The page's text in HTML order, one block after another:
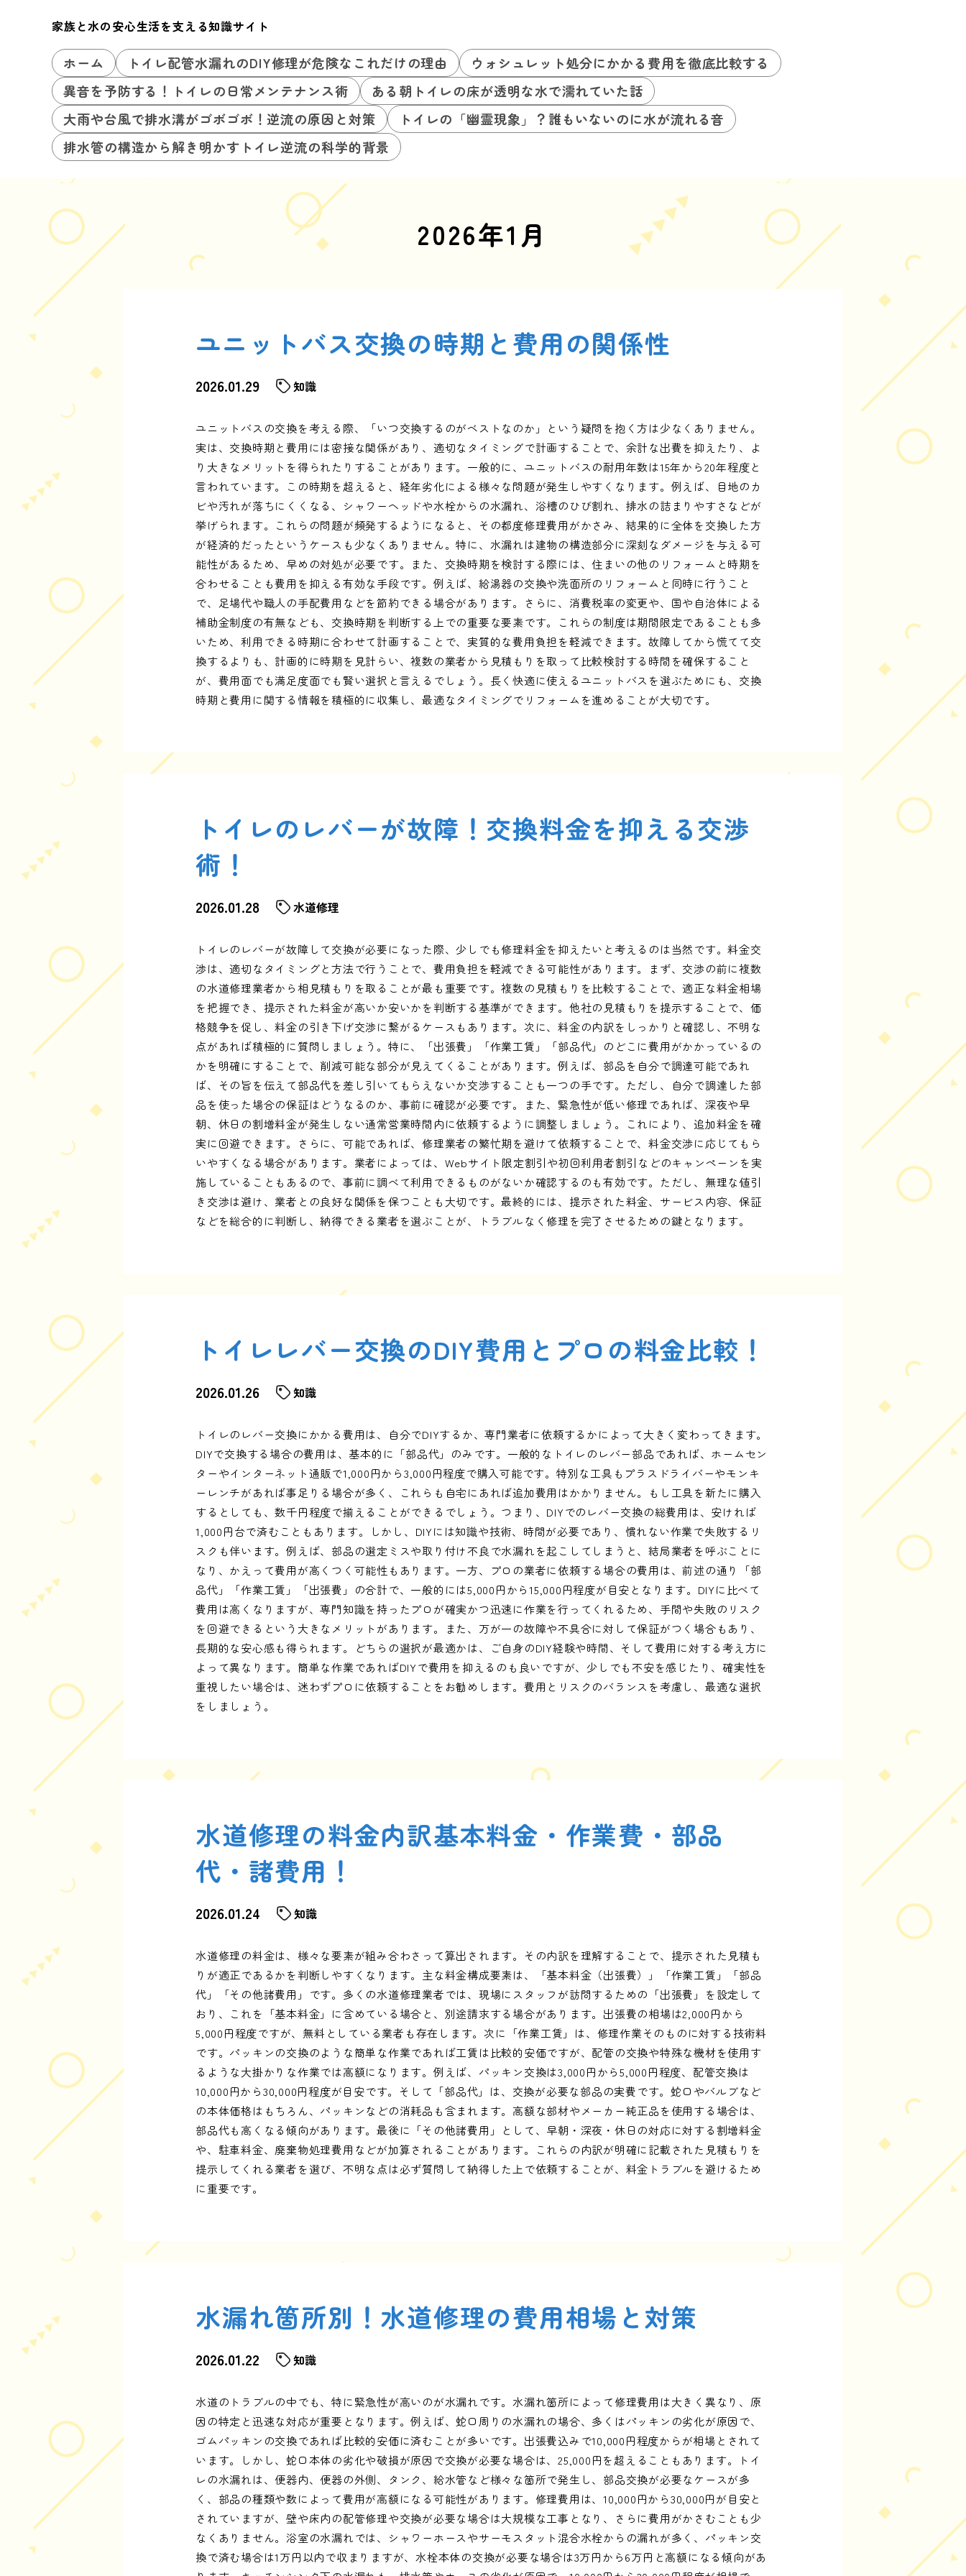
家族と水の安心生活を支える知識サイト
ホーム トイレ配管水漏れのDIY修理が危険なこれだけの理由
ウォシュレット処分にかかる費用を徹底比較する
異音を予防する！トイレの日常メンテナンス術
ある朝トイレの床が透明な水で濡れていた話
大雨や台風で排水溝がゴボゴボ！逆流の原因と対策
トイレの「幽霊現象」？誰もいないのに水が流れる音
排水管の構造から解き明かすトイレ逆流の科学的背景
2026年1月
ユニットバス交換の時期と費用の関係性
2026.01.29 知識
ユニットバスの交換を考える際、「いつ交換するのがベストなのか」という疑問を抱く方は少なくありません。
実は、交換時期と費用には密接な関係があり、適切なタイミングで計画することで、余計な出費を抑えたり、よ
り大きなメリットを得られたりすることがあります。一般的に、ユニットバスの耐用年数は15年から20年程度と
言われています。この時期を超えると、経年劣化による様々な問題が発生しやすくなります。例えば、目地のカ
ビや汚れが落ちにくくなる、シャワーヘッドや水栓からの水漏れ、浴槽のひび割れ、排水の詰まりやすさなどが
挙げられます。これらの問題が頻発するようになると、その都度修理費用がかさみ、結果的に全体を交換した方
が経済的だったというケースも少なくありません。特に、水漏れは建物の構造部分に深刻なダメージを与える可
能性があるため、早めの対処が必要です。また、交換時期を検討する際には、住まいの他のリフォームと時期を
合わせることも費用を抑える有効な手段です。例えば、給湯器の交換や洗面所のリフォームと同時に行うこと
で、足場代や職人の手配費用などを節約できる場合があります。さらに、消費税率の変更や、国や自治体による
補助金制度の有無なども、交換時期を判断する上での重要な要素です。これらの制度は期間限定であることも多
いため、利用できる時期に合わせて計画することで、実質的な費用負担を軽減できます。故障してから慌てて交
換するよりも、計画的に時期を見計らい、複数の業者から見積もりを取って比較検討する時間を確保すること
が、費用面でも満足度面でも賢い選択と言えるでしょう。長く快適に使えるユニットバスを選ぶためにも、交換
時期と費用に関する情報を積極的に収集し、最適なタイミングでリフォームを進めることが大切です。
トイレのレバーが故障！交換料金を抑える交渉
術！
2026.01.28 水道修理
トイレのレバーが故障して交換が必要になった際、少しでも修理料金を抑えたいと考えるのは当然です。料金交
渉は、適切なタイミングと方法で行うことで、費用負担を軽減できる可能性があります。まず、交渉の前に複数
の水道修理業者から相見積もりを取ることが最も重要です。複数の見積もりを比較することで、適正な料金相場
を把握でき、提示された料金が高いか安いかを判断する基準ができます。他社の見積もりを提示することで、価
格競争を促し、料金の引き下げ交渉に繋がるケースもあります。次に、料金の内訳をしっかりと確認し、不明な
点があれば積極的に質問しましょう。特に、「出張費」「作業工賃」「部品代」のどこに費用がかかっているの
かを明確にすることで、削減可能な部分が見えてくることがあります。例えば、部品を自分で調達可能であれ
ば、その旨を伝えて部品代を差し引いてもらえないか交渉することも一つの手です。ただし、自分で調達した部
品を使った場合の保証はどうなるのか、事前に確認が必要です。また、緊急性が低い修理であれば、深夜や早
朝、休日の割増料金が発生しない通常営業時間内に依頼するように調整しましょう。これにより、追加料金を確
実に回避できます。さらに、可能であれば、修理業者の繁忙期を避けて依頼することで、料金交渉に応じてもら
いやすくなる場合があります。業者によっては、Webサイト限定割引や初回利用者割引などのキャンペーンを実
施していることもあるので、事前に調べて利用できるものがないか確認するのも有効です。ただし、無理な値引
き交渉は避け、業者との良好な関係を保つことも大切です。最終的には、提示された料金、サービス内容、保証
などを総合的に判断し、納得できる業者を選ぶことが、トラブルなく修理を完了させるための鍵となります。
トイレレバー交換のDIY費用とプロの料金比較！
2026.01.26 知識
トイレのレバー交換にかかる費用は、自分でDIYするか、専門業者に依頼するかによって大きく変わってきます。
DIYで交換する場合の費用は、基本的に「部品代」のみです。一般的なトイレのレバー部品であれば、ホームセン
ターやインターネット通販で1,000円から3,000円程度で購入可能です。特別な工具もプラスドライバーやモンキ
ーレンチがあれば事足りる場合が多く、これらも自宅にあれば追加費用はかかりません。もし工具を新たに購入
するとしても、数千円程度で揃えることができるでしょう。つまり、DIYでのレバー交換の総費用は、安ければ
1,000円台で済むこともあります。しかし、DIYには知識や技術、時間が必要であり、慣れない作業で失敗するリ
スクも伴います。例えば、部品の選定ミスや取り付け不良で水漏れを起こしてしまうと、結局業者を呼ぶことに
なり、かえって費用が高くつく可能性もあります。一方、プロの業者に依頼する場合の費用は、前述の通り「部
品代」「作業工賃」「出張費」の合計で、一般的には5,000円から15,000円程度が目安となります。DIYに比べて
費用は高くなりますが、専門知識を持ったプロが確実かつ迅速に作業を行ってくれるため、手間や失敗のリスク
を回避できるという大きなメリットがあります。また、万が一の故障や不具合に対して保証がつく場合もあり、
長期的な安心感も得られます。どちらの選択が最適かは、ご自身のDIY経験や時間、そして費用に対する考え方に
よって異なります。簡単な作業であればDIYで費用を抑えるのも良いですが、少しでも不安を感じたり、確実性を
重視したい場合は、迷わずプロに依頼することをお勧めします。費用とリスクのバランスを考慮し、最適な選択
をしましょう。
水道修理の料金内訳基本料金・作業費・部品
代・諸費用！
2026.01.24 知識
水道修理の料金は、様々な要素が組み合わさって算出されます。その内訳を理解することで、提示された見積も
りが適正であるかを判断しやすくなります。主な料金構成要素は、「基本料金（出張費）」「作業工賃」「部品
代」「その他諸費用」です。多くの水道修理業者では、現場にスタッフが訪問するための「出張費」を設定して
おり、これを「基本料金」に含めている場合と、別途請求する場合があります。出張費の相場は2,000円から
5,000円程度ですが、無料としている業者も存在します。次に「作業工賃」は、修理作業そのものに対する技術料
です。パッキンの交換のような簡単な作業であれば工賃は比較的安価ですが、配管の交換や特殊な機材を使用す
るような大掛かりな作業では高額になります。例えば、パッキン交換は3,000円から5,000円程度、配管交換は
10,000円から30,000円程度が目安です。そして「部品代」は、交換が必要な部品の実費です。蛇口やバルブなど
の本体価格はもちろん、パッキンなどの消耗品も含まれます。高額な部材やメーカー純正品を使用する場合は、
部品代も高くなる傾向があります。最後に「その他諸費用」として、早朝・深夜・休日の対応に対する割増料金
や、駐車料金、廃棄物処理費用などが加算されることがあります。これらの内訳が明確に記載された見積もりを
提示してくれる業者を選び、不明な点は必ず質問して納得した上で依頼することが、料金トラブルを避けるため
に重要です。
水漏れ箇所別！水道修理の費用相場と対策
2026.01.22 知識
水道のトラブルの中でも、特に緊急性が高いのが水漏れです。水漏れ箇所によって修理費用は大きく異なり、原
因の特定と迅速な対応が重要となります。例えば、蛇口周りの水漏れの場合、多くはパッキンの劣化が原因で、
ゴムパッキンの交換であれば比較的安価に済むことが多いです。出張費込みで10,000円程度からが相場とされて
います。しかし、蛇口本体の劣化や破損が原因で交換が必要な場合は、25,000円を超えることもあります。トイ
レの水漏れは、便器内、便器の外側、タンク、給水管など様々な箇所で発生し、部品交換が必要なケースが多
く、部品の種類や数によって費用が高額になる可能性があります。修理費用は、10,000円から30,000円が目安と
されていますが、壁や床内の配管修理や交換が必要な場合は大規模な工事となり、さらに費用がかさむことも少
なくありません。浴室の水漏れでは、シャワーホースやサーモスタット混合水栓からの漏れが多く、パッキン交
換で済む場合は1万円以内で収まりますが、水栓本体の交換が必要な場合は3万円から6万円と高額になる傾向があ